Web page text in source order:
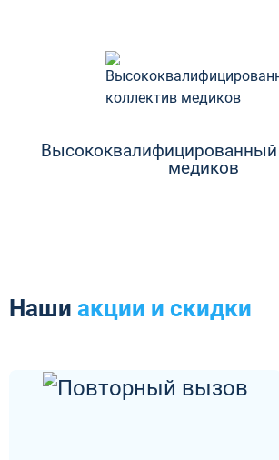
Высококвалифицированный
медиков
Наши акции и скидки